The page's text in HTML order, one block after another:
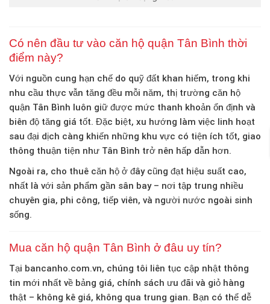
Có nên đầu tư vào căn hộ quận Tân Bình thời
điểm này?
Với nguồn cung hạn chế do quỹ đất khan hiếm, trong khi
nhu cầu thực vẫn tăng đều mỗi năm, thị trường căn hộ
quận Tân Bình luôn giữ được mức thanh khoản ổn định và
biên độ tăng giá tốt. Đặc biệt, xu hướng làm việc linh hoạt
sau đại dịch càng khiến những khu vực có tiện ích tốt, giao
thông thuận tiện như Tân Bình trở nên hấp dẫn hơn.
Ngoài ra, cho thuê căn hộ ở đây cũng đạt hiệu suất cao,
nhất là với sản phẩm gần sân bay – nơi tập trung nhiều
chuyên gia, phi công, tiếp viên, và người nước ngoài sinh
sống.
Mua căn hộ quận Tân Bình ở đâu uy tín?
Tại bancanho.com.vn, chúng tôi liên tục cập nhật thông
tin mới nhất về bảng giá, chính sách ưu đãi và giỏ hàng
thật – không kê giá, không qua trung gian. Bạn có thể dễ